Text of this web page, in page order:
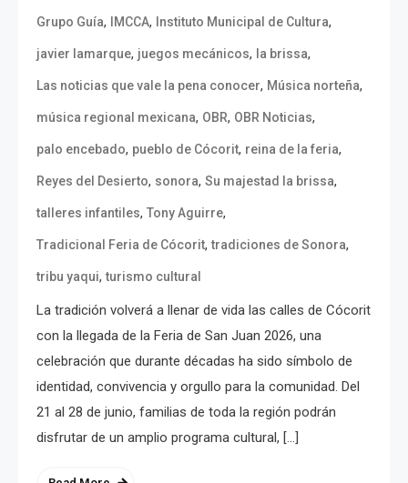
Grupo Guía, IMCCA, Instituto Municipal de Cultura,
javier lamarque, juegos mecánicos, la brissa,
Las noticias que vale la pena conocer, Música norteña,
música regional mexicana, OBR, OBR Noticias,
palo encebado, pueblo de Cócorit, reina de la feria,
Reyes del Desierto, sonora, Su majestad la brissa,
talleres infantiles, Tony Aguirre,
Tradicional Feria de Cócorit,tradiciones de Sonora,
tribu yaqui,turismo cultural
La tradición volverá a llenar de vida las calles de Cócorit
con la llegada de la Feria de San Juan 2026, una
celebración que durante décadas ha sido símbolo de
identidad, convivencia y orgullo para la comunidad. Del
21 al 28 de junio, familias de toda la región podrán
disfrutar de un amplio programa cultural, […]